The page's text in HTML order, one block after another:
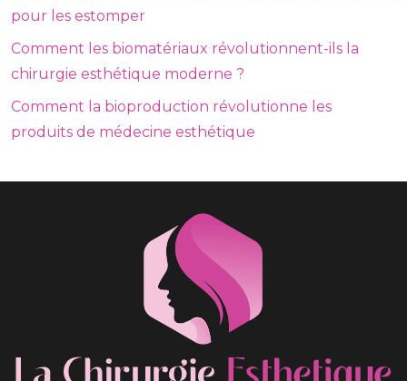
pour les estomper
Comment les biomatériaux révolutionnent-ils la
chirurgie esthétique moderne ?
Comment la bioproduction révolutionne les
produits de médecine esthétique